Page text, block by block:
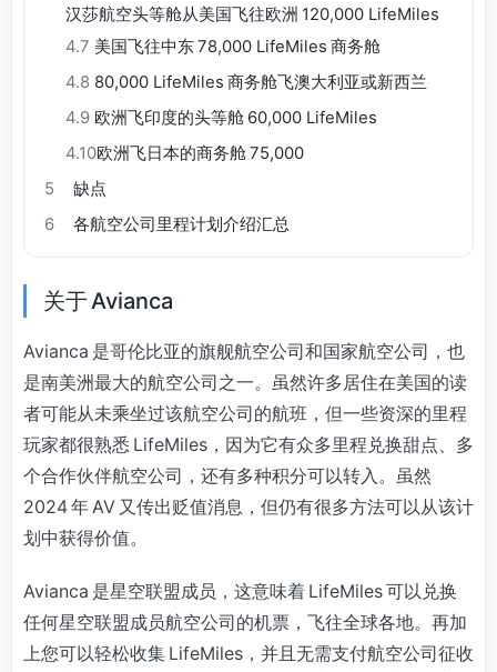
汉莎航空头等舱从美国飞往欧洲 120,000 LifeMiles
4.7 美国飞往中东 78,000 LifeMiles 商务舱
4.8 80,000 LifeMiles 商务舱飞澳大利亚或新西兰
4.9 欧洲飞印度的头等舱 60,000 LifeMiles
4.10欧洲飞日本的商务舱 75,000
5
缺点
6
各航空公司里程计划介绍汇总
关于 Avianca
Avianca 是哥伦比亚的旗舰航空公司和国家航空公司，也
是南美洲最大的航空公司之一。虽然许多居住在美国的读
者可能从未乘坐过该航空公司的航班，但一些资深的里程
玩家都很熟悉 LifeMiles，因为它有众多里程兑换甜点、多
个合作伙伴航空公司，还有多种积分可以转入。虽然
2024 年 AV 又传出贬值消息，但仍有很多方法可以从该计
划中获得价值。
Avianca 是星空联盟成员，这意味着 LifeMiles 可以兑换
任何星空联盟成员航空公司的机票，飞往全球各地。再加
上您可以轻松收集 LifeMiles，并且无需支付航空公司征收